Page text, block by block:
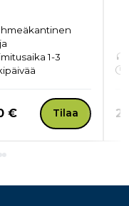
1-3
nyt
€ Tilaa